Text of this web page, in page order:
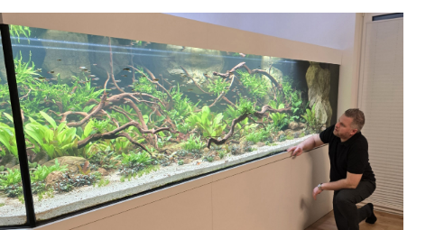
Tolle Becken und super
Support gerne wieder